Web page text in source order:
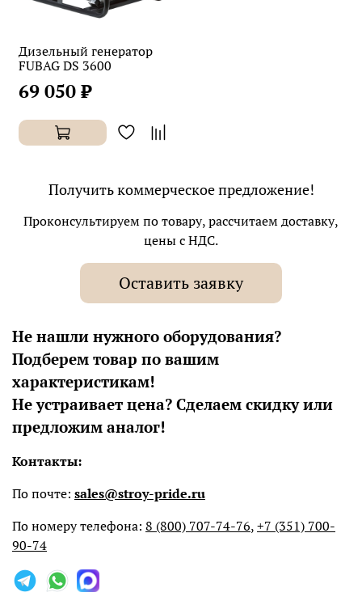
Дизельный генератор
FUBAG DS 3600
69 050 ₽
Получить коммерческое предложение!
Проконсультируем по товару, рассчитаем доставку,
цены с НДС.
Оставить заявку
Не нашли нужного оборудования?
Подберем товар по вашим
характеристикам!
Не устраивает цена? Сделаем скидку или
предложим аналог!
Контакты:
По почте: sales@stroy-pride.ru
По номеру телефона: 8 (800) 707-74-76,+7 (351) 700-
90-74